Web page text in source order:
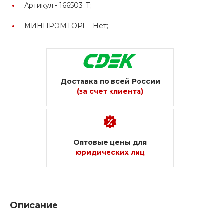
Артикул - 166503_Т;
МИНПРОМТОРГ - Нет;
Доставка по всей России
(за счет клиента)
Оптовые цены для
юридических лиц
Описание